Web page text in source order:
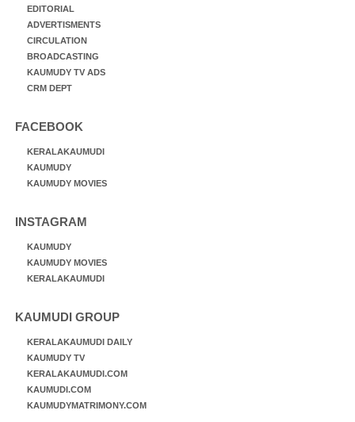
EDITORIAL
ADVERTISMENTS
CIRCULATION
BROADCASTING
KAUMUDY TV ADS
CRM DEPT
FACEBOOK
KERALAKAUMUDI
KAUMUDY
KAUMUDY MOVIES
INSTAGRAM
KAUMUDY
KAUMUDY MOVIES
KERALAKAUMUDI
KAUMUDI GROUP
KERALAKAUMUDI DAILY
KAUMUDY TV
KERALAKAUMUDI.COM
KAUMUDI.COM
KAUMUDYMATRIMONY.COM